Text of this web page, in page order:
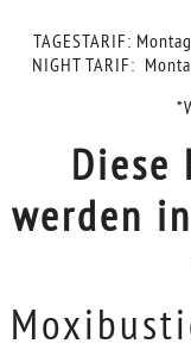
TAGESTARIF:
NIGHT TARIF:
Diese
werden